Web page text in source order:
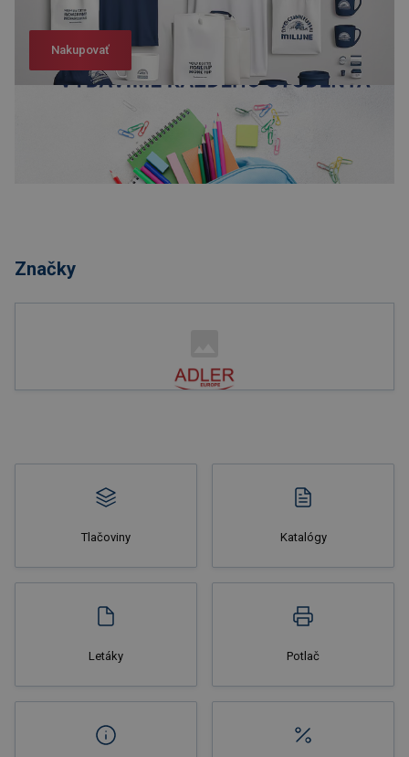
Nakupovať
Značky
Tlačoviny Katalógy
Letáky Potlač